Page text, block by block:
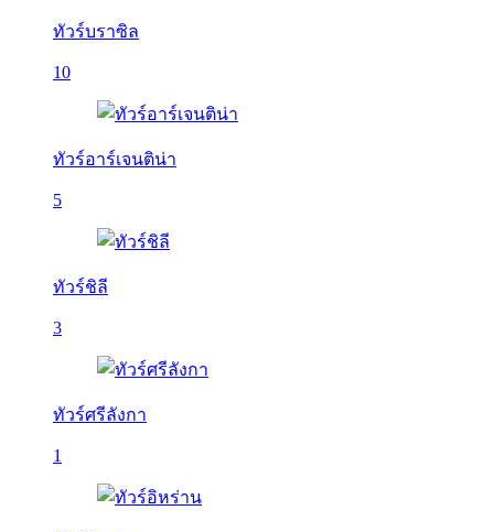
ทัวร์บราซิล
10
ทัวร์อาร์เจนติน่า
5
ทัวร์ชิลี
3
ทัวร์ศรีลังกา
1